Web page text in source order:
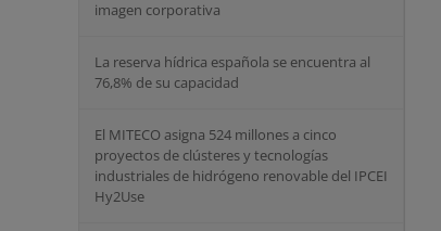
imagen corporativa
La reserva hídrica española se encuentra al
76,8% de su capacidad
El MITECO asigna 524 millones a cinco
proyectos de clústeres y tecnologías
industriales de hidrógeno renovable del IPCEI
Hy2Use